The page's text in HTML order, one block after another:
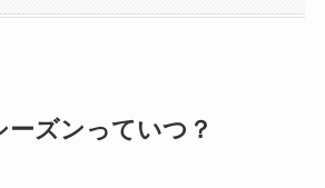
ーズンっていつ？